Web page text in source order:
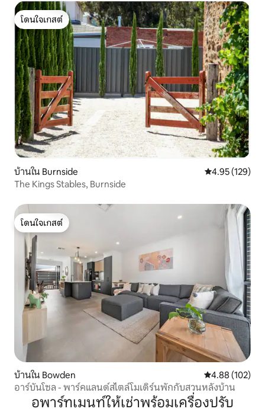
โดนใจเกสต์
โดนใจเกสต์
บ้านใน Burnside คะแนนเฉลี่ย
4.95 (129)
The Kings Stables, Burnside
โดนใจเกสต์
โดนใจเกสต์
บ้านใน Bowden คะแนนเฉลี่ย
4.88 (102)
อาร์บันโซล - พาร์คแลนด์สไตล์โมเดิร์นพักกับสวนหลังบ้าน
อพาร์ทเมนท์ให้เช่าพร้อมเครื่องปรับ